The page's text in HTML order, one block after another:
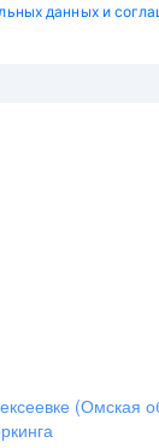
данных и
(Омская